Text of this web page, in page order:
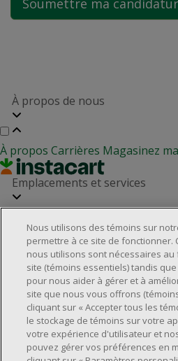
À propos de nous
À propos Carrières Magasinez
Emplacements et services
Localisateur de magasins
Partenaires immobiliers
Service à la clientèle
Foire aux questionsRappels de
Gestion des témoins
©2025 Dollarama Inc.
Nous utilisons des témoins sur
permettre à ce site de fonctionner.
nous utilisons sont nécessaires
site (témoins essentiels) tandis
pour nous aider à gérer et à
site que nous vous offrons
cliquant sur « Accepter tous les
le stockage de témoins sur votre
votre expérience d'utilisateur et
pouvez gérer vos préférences en